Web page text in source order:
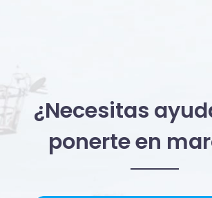
¿Necesitas
ponerte en